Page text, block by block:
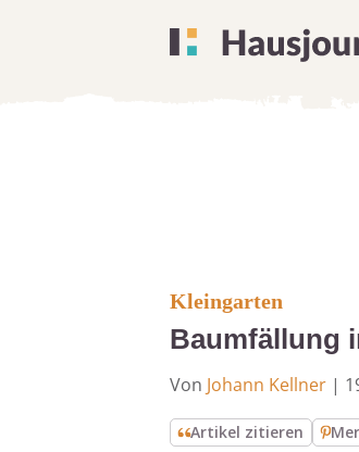
Kleingarten
Baumfällung
Von Johann Kellner |
Artikel zitieren